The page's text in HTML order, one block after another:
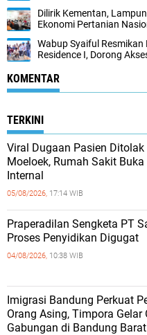
Dilirik Kementan,
Ekonomi Pertanian
Wabup Syaiful
Residence I, Dorong
KOMENTAR
TERKINI
Viral Dugaan Pasien Ditolak
Moeloek, Rumah Sakit
Internal
05/08/2026, 17:14 WIB
Praperadilan Sengketa PT
Proses Penyidikan Digugat
04/08/2026, 10:38 WIB
Imigrasi Bandung Perkuat
Orang Asing, Timpora Gelar
Gabungan di Bandung